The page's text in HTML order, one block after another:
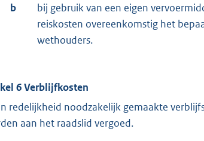
b
bij gebruik van een eigen
reiskosten overeenkomstig het
wethouders.
6 Verblijfkosten
redelijkheid noodzakelijk gemaakte
aan het raadslid vergoed.